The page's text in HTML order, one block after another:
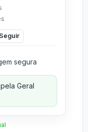
Seguir
segura
Geral